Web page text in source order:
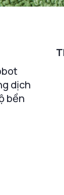
dịch
bền